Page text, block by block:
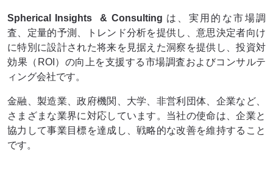
Spherical Insights & Consulting は、実用的な市場調
査、定量的予測、トレンド分析を提供し、意思決定者向け
に特別に設計された将来を見据えた洞察を提供し、投資対
効果（ROI）の向上を支援する市場調査およびコンサルテ
ィング会社です。
金融、製造業、政府機関、大学、非営利団体、企業など、
さまざまな業界に対応しています。当社の使命は、企業と
協力して事業目標を達成し、戦略的な改善を維持すること
です。